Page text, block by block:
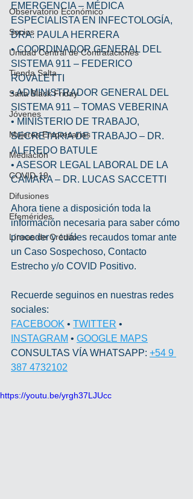
Observatorio Económico
Socios
Unidad Central de Contrataciones
Tienda Salta
Salta Black Friday
Jóvenes
Mujeres Empresarias
Mediación
COVID-19
Difusiones
Efemérides
Líneas de Crédito
EMERGENCIA – MÉDICA
ESPECIALISTA EN INFECTOLOGÍA,
DRA. PAULA HERRERA
• COORDINADOR GENERAL DEL
SISTEMA 911 – FEDERICO
ROVALETTI
• ADMINISTRADOR GENERAL DEL
SISTEMA 911 – TOMAS VEBERINA
• MINISTERIO DE TRABAJO,
SECRETARIA DE TRABAJO – DR.
ALFREDO BATULE
• ASESOR LEGAL LABORAL DE LA
CÁMARA – DR. LUCAS SACCETTI
Ahora tiene a disposición toda la
información necesaria para saber cómo
proceder y cuáles recaudos tomar ante
un Caso Sospechoso, Contacto
Estrecho y/o COVID Positivo.
Recuerde seguinos en nuestras redes
sociales:
FACEBOOK • TWITTER •
INSTAGRAM • GOOGLE MAPS
CONSULTAS VÍA WHATSAPP: +54 9
387 4732102
https://youtu.be/yrgh37LJUcc